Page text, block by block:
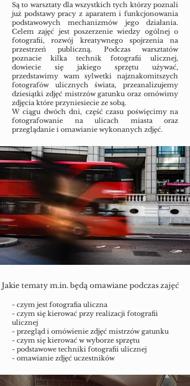
Są to warsztaty dla wszystkich tych którzy poznali
już podstawy pracy z aparatem i funkcjonowania
podstawowych mechanizmów jego działania.
Celem zajęć jest poszerzenie wiedzy ogólnej o
fotografii, rozwój kreatywnego spojrzenia na
przestrzeń publiczną. Podczas warsztatów
poznacie kilka technik fotografii ulicznej,
dowiecie się jakiego sprzętu używać,
przedstawimy wam sylwetki najznakomitszych
fotografów ulicznych świata, przeanalizujemy
dziesiątki zdjęć mistrzów gatunku oraz omówimy
zdjęcia które przyniesiecie ze sobą.
W ciągu dwóch dni, część czasu poświęcimy na
fotografowanie na ulicach miasta oraz
przeglądanie i omawianie wykonanych zdjęć.
Jakie tematy m.in. będą omawiane podczas zajęć
- czym jest fotografia uliczna
- czym się kierować przy realizacji fotografii
ulicznej
- przegląd i omówienie zdjęć mistrzów gatunku
- czym się kierować w wyborze sprzętu
- podstawowe techniki fotografii ulicznej
- omawianie zdjęć uczestników